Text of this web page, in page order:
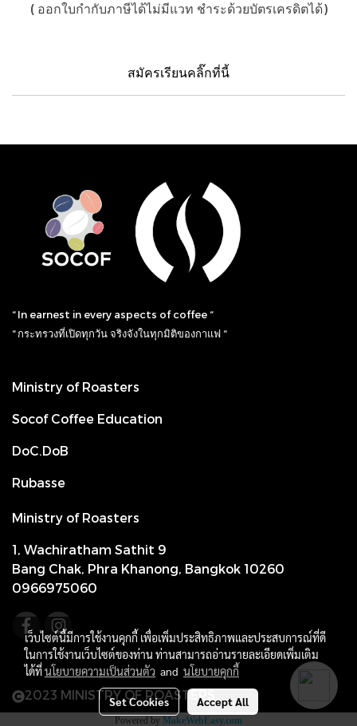
( ออกใบกำกับภาษีได้ไม่มีแวท ชำระด้วยบัตรเครดิตได้)
สมัครเรียนคลิ๊กที่นี้
“ In earnest in every aspects of coffee “
“ กระทรวงที่เปิดทุกวัน จริงจังในทุกมิติของกาแฟ “
Ministry of Roasters
Socof Coffee Education
DoC.DoB
Rubasse
Ministry of Roasters
1, Wachiratham Sathit 9
Bang Chak, Phra Khanong, Bangkok 10260
0966975060
2023 MINISTRY OF ROASTERS
Powered by MakeWebEasy.com
เว็บไซต์นี้มีการใช้งานคุกกี้ เพื่อเพิ่มประสิทธิภาพและประสบการณ์ที่ดี
ในการใช้งานเว็บไซต์ของท่าน ท่านสามารถอ่านรายละเอียดเพิ่มเติม
ได้ที่นโยบายความเป็นส่วนตัว and นโยบายคุกกี้
Set Cookies Accept All